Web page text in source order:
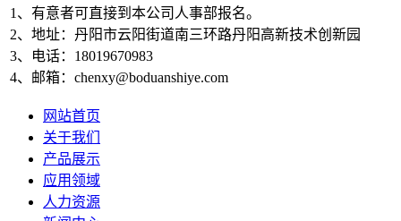
1、有意者可直接到本公司人事部报名。
2、地址：丹阳市云阳街道南三环路丹阳高新技术创新园
3、电话：18019670983
4、邮箱：chenxy@boduanshiye.com
网站首页
关于我们
产品展示
应用领域
人力资源